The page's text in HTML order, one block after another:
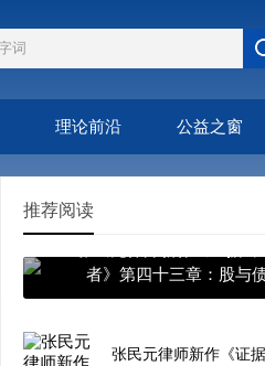
理论前沿 公益之窗
推荐阅读
者》第四十三章：股与
（七）大哥
张民元律师新作《证据